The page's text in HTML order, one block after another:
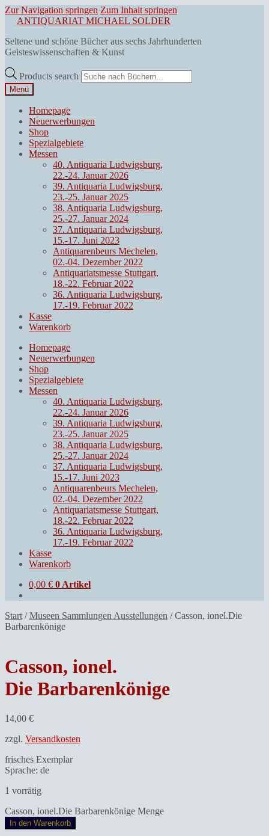
Zur Navigation springen Zum Inhalt springen
ANTIQUARIAT MICHAEL SOLDER
Seltene und schöne Bücher aus sechs Jahrhunderten
Geisteswissenschaften & Kunst
Products search
Menü
Homepage
Neuerwerbungen
Shop
Spezialgebiete
Messen
40. Antiquaria Ludwigsburg,
22.-24. Januar 2026
39. Antiquaria Ludwigsburg,
23.-25. Januar 2025
38. Antiquaria Ludwigsburg,
25.-27. Januar 2024
37. Antiquaria Ludwigsburg,
15.-17. Juni 2023
Antiquarenbeurs Mechelen,
02.-04. Dezember 2022
Antiquariatsmesse Stuttgart,
18.-22. Februar 2022
36. Antiquaria Ludwigsburg,
17.-19. Februar 2022
Kasse
Warenkorb
Homepage
Neuerwerbungen
Shop
Spezialgebiete
Messen
40. Antiquaria Ludwigsburg,
22.-24. Januar 2026
39. Antiquaria Ludwigsburg,
23.-25. Januar 2025
38. Antiquaria Ludwigsburg,
25.-27. Januar 2024
37. Antiquaria Ludwigsburg,
15.-17. Juni 2023
Antiquarenbeurs Mechelen,
02.-04. Dezember 2022
Antiquariatsmesse Stuttgart,
18.-22. Februar 2022
36. Antiquaria Ludwigsburg,
17.-19. Februar 2022
Kasse
Warenkorb
0,00 € 0 Artikel
Start /Museen Sammlungen Ausstellungen /Casson, ionel.Die
Barbarenkönige
Casson, ionel.
Die Barbarenkönige
14,00 €
zzgl. Versandkosten
frisches Exemplar
Sprache: de
1 vorrätig
Casson, ionel.Die Barbarenkönige Menge
In den Warenkorb